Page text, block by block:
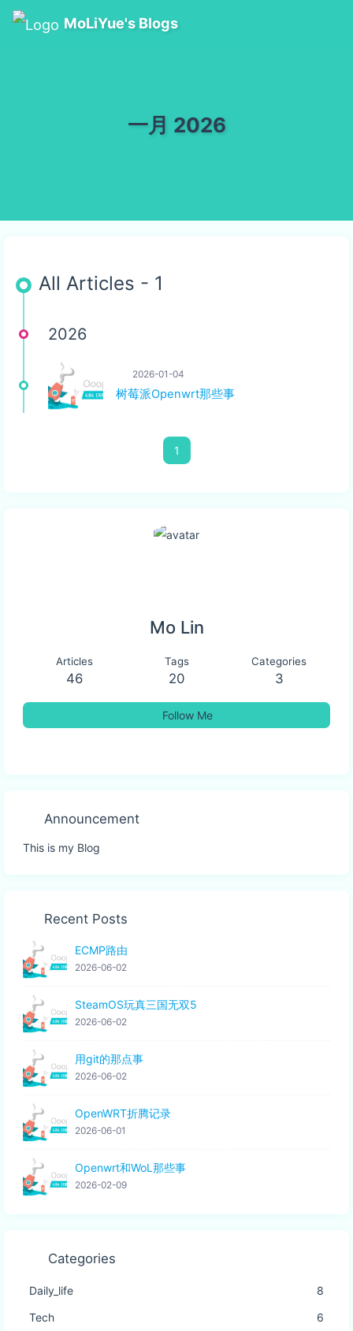
MoLiYue's Blogs
一月 2026
All Articles - 1
2026
2026-01-04
树莓派Openwrt那些事
1
Mo Lin
Articles
46
Tags
20
Categories
3
Follow Me
Announcement
This is my Blog
Recent Posts
ECMP路由
2026-06-02
SteamOS玩真三国无双5
2026-06-02
用git的那点事
2026-06-02
OpenWRT折腾记录
2026-06-01
Openwrt和WoL那些事
2026-02-09
Categories
Daily_life
8
Tech
6